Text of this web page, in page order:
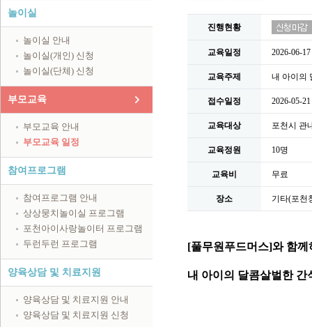
놀이실
놀이실 안내
놀이실(개인) 신청
놀이실(단체) 신청
부모교육
부모교육 안내
부모교육 일정
참여프로그램
참여프로그램 안내
상상뭉치놀이실 프로그램
포천아이사랑놀이터 프로그램
두런두런 프로그램
양육상담 및 치료지원
양육상담 및 치료지원 안내
양육상담 및 치료지원 신청
진행현황
교육일정 2026-06-
교육주제 내 아이의
접수일정 2026-05-
교육대상 포천시 관
교육정원 10명
교육비 무료
장소 기타(포천
[풀무원푸드머스]와 함께
내 아이의 달콤살벌한